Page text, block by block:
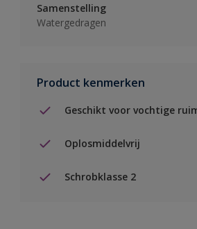
Samenstelling
Watergedragen
Product kenmerken
Geschikt voor vochtige
Oplosmiddelvrij
Schrobklasse 2